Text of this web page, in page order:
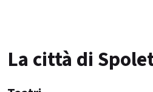
La città di